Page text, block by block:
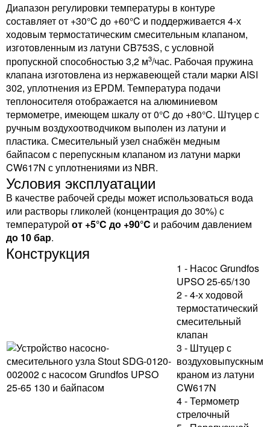
Диапазон регулировки температуры в контуре
составляет от +30°C до +60°C и поддерживается 4-х
ходовым термостатическим смесительным клапаном,
изготовленным из латуни CB753S, с условной
пропускной способностью 3,2 м3/час. Рабочая пружина
клапана изготовлена из нержавеющей стали марки AISI
302, уплотнения из EPDM. Температура подачи
теплоносителя отображается на алюминиевом
термометре, имеющем шкалу от 0°C до +80°C. Штуцер с
ручным воздухоотводчиком выполен из латуни и
пластика. Смесительный узел снабжён медным
байпасом с перепускным клапаном из латуни марки
CW617N с уплотнениями из NBR.
Условия эксплуатации
В качестве рабочей среды может использоваться вода
или растворы гликолей (концентрация до 30%) с
температурой от +5°C до +90°C и рабочим давлением
до 10 бар.
Конструкция
1 - Насос Grundfos
UPSO 25-65/130
2 - 4-х ходовой
термостатический
смесительный
клапан
3 - Штуцер с
воздуховыпускным
краном из латуни
CW617N
4 - Термометр
стрелочный